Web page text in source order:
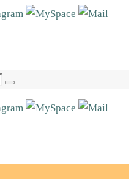
Suchen